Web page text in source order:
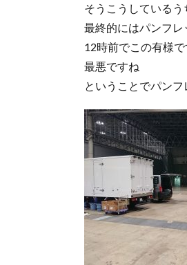
そうこうしている
最終的にはパンフ
12時前でこの有様で
最悪ですね
ということでパンフ